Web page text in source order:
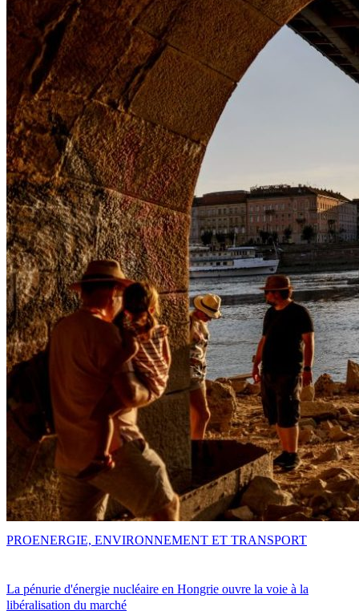
La pénurie d'énergie nucléaire en Hongrie ouvre la voie à la
libéralisation du marché
PROENERGIE, ENVIRONNEMENT ET TRANSPORT